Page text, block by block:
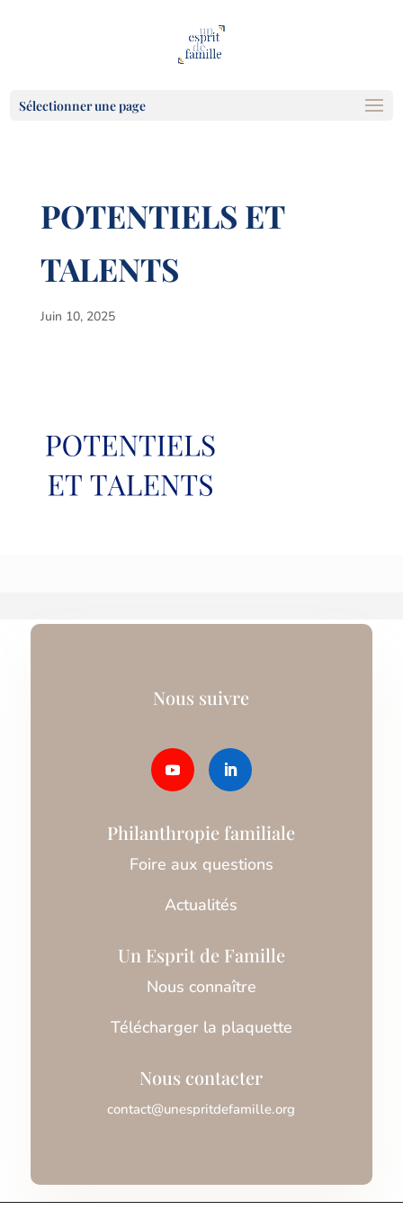
Sélectionner une page
POTENTIELS ET
TALENTS
Juin 10, 2025
Nous suivre
Philanthropie familiale
Foire aux questions
Actualités
Un Esprit de Famille
Nous connaître
Télécharger la plaquette
Nous contacter
contact@unespritdefamille.org